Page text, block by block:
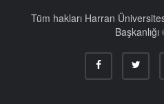
Tüm hakları Harran